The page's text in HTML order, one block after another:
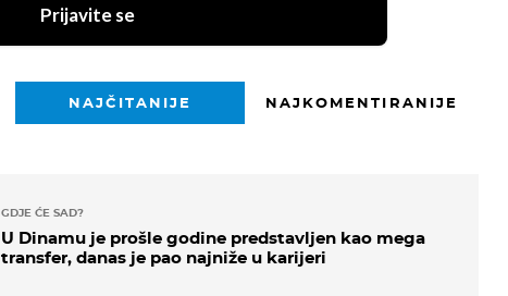
Prijavite se
NAJČITANIJE NAJKOMENTIRANIJE
GDJE ĆE SAD?
U Dinamu je prošle godine predstavljen kao mega
transfer, danas je pao najniže u karijeri